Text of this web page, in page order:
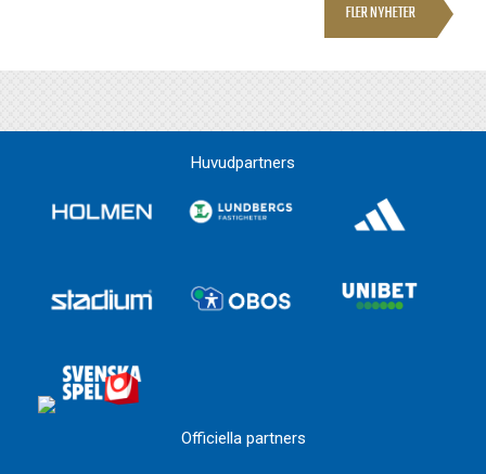
FLER NYHETER
Huvudpartners
Officiella partners